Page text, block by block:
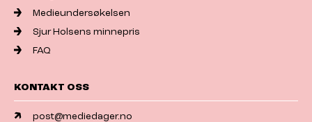
Medieundersøkelsen
Sjur Holsens minnepris
FAQ
KONTAKT OSS
post@mediedager.no